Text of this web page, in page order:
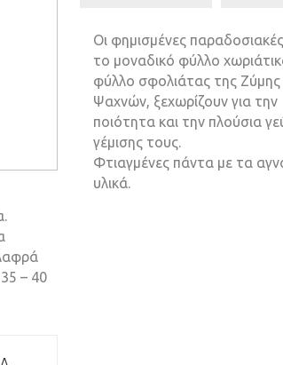
– 40
Οι φηµισµένες
το µοναδικό φύλλο
φύλλο σφολιάτας της Ζύµης
Ψαχνών, ξεχωρίζουν για την
ποιότητα και την πλούσια
γέµισης τους.
Φτιαγµένες πάντα µε τα
υλικά.